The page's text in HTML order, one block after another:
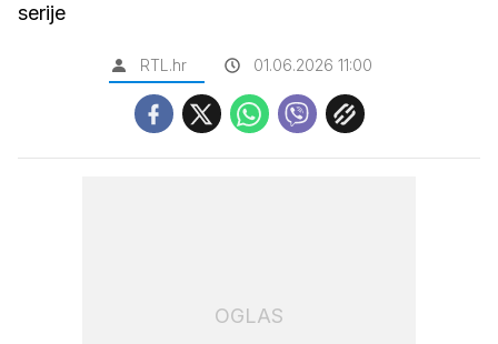
serije
RTL.hr 01.06.2026 11:00
OGLAS